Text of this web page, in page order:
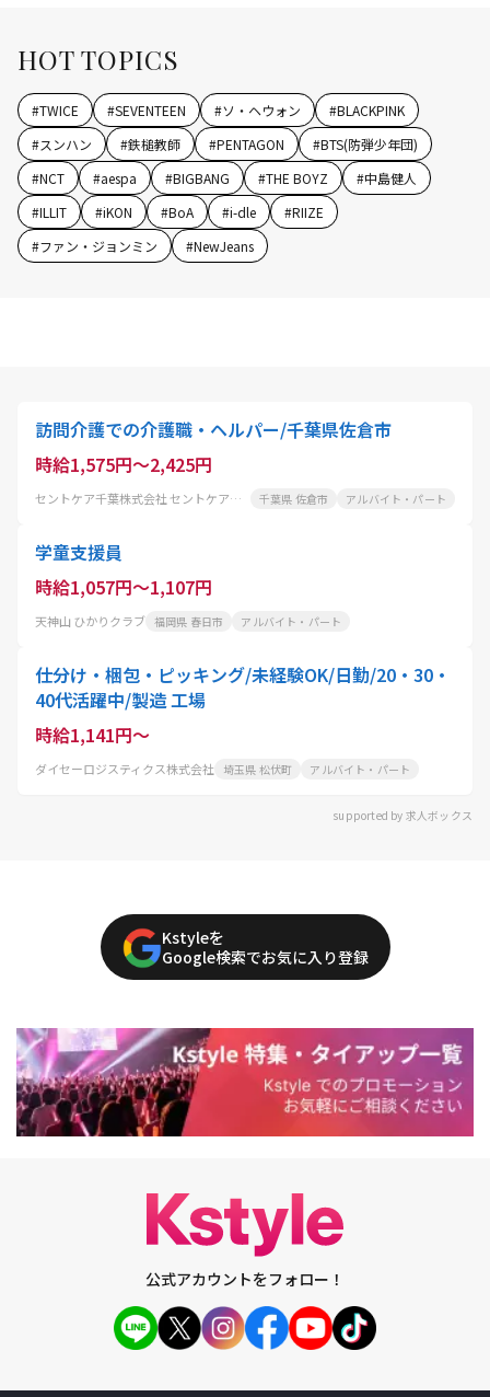
HOT TOPICS
#TWICE #SEVENTEEN #ソ・ヘウォン #BLACKPINK
#スンハン #鉄槌教師 #PENTAGON #BTS(防弾少年団)
#NCT #aespa #BIGBANG #THE BOYZ #中島健人
#ILLIT #iKON #BoA #i-dle #RIIZE
#ファン・ジョンミン #NewJeans
訪問介護での介護職・ヘルパー/千葉県佐倉市
時給1,575円～2,425円
セントケア千葉株式会社 セントケア佐倉 千葉県 佐倉市 アルバイト・パート
学童支援員
時給1,057円～1,107円
天神山 ひかりクラブ 福岡県 春日市 アルバイト・パート
仕分け・梱包・ピッキング/未経験OK/日勤/20・30・
40代活躍中/製造 工場
時給1,141円～
ダイセーロジスティクス株式会社 埼玉県 松伏町 アルバイト・パート
supported by 求人ボックス
Kstyleを
Google検索でお気に入り登録
公式アカウントをフォロー！